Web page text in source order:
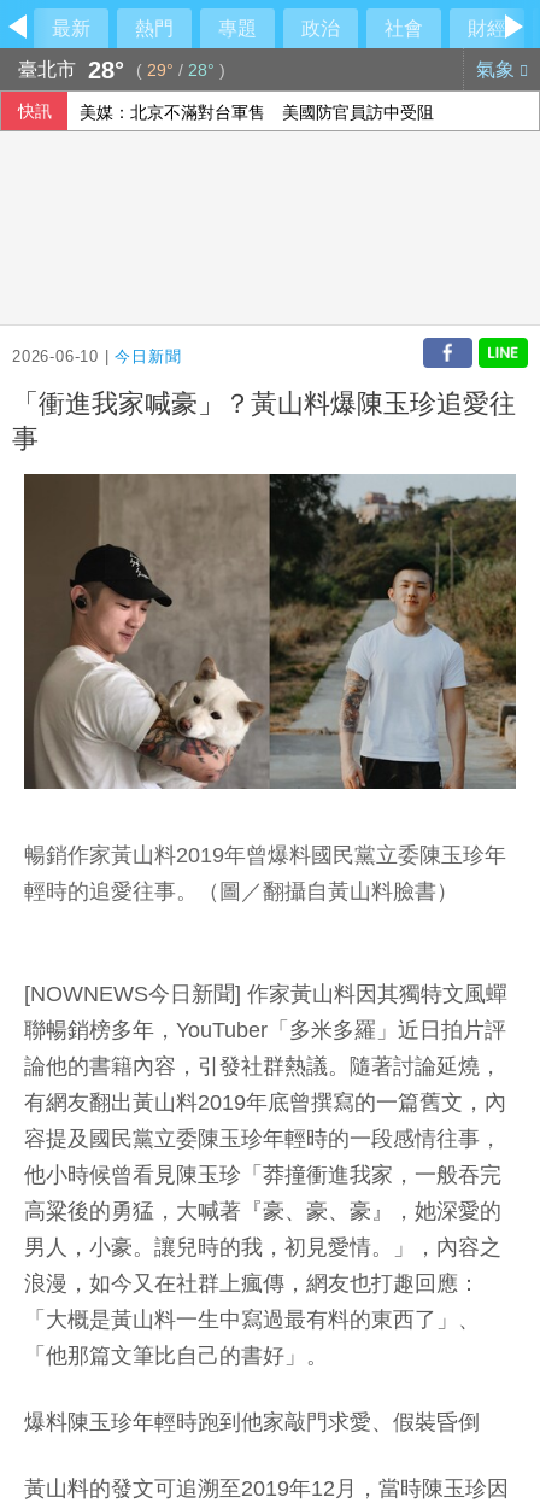
最新 熱門 專題 政治 社會
財經
臺北市 28° ( 29° / 28° ) 氣象
快訊 美媒：北京不滿對台軍售 美國防官員訪中受阻
2026-06-10 |今日新聞
「衝進我家喊豪」？黃山料爆陳玉珍追愛往
事
暢銷作家黃山料2019年曾爆料國民黨立委陳玉珍年
輕時的追愛往事。（圖／翻攝自黃山料臉書）
[NOWNEWS今日新聞] 作家黃山料因其獨特文風蟬
聯暢銷榜多年，YouTuber「多米多羅」近日拍片評
論他的書籍內容，引發社群熱議。隨著討論延燒，
有網友翻出黃山料2019年底曾撰寫的一篇舊文，內
容提及國民黨立委陳玉珍年輕時的一段感情往事，
他小時候曾看見陳玉珍「莽撞衝進我家，一般吞完
高粱後的勇猛，大喊著『豪、豪、豪』，她深愛的
男人，小豪。讓兒時的我，初見愛情。」，內容之
浪漫，如今又在社群上瘋傳，網友也打趣回應：
「大概是黃山料一生中寫過最有料的東西了」、
「他那篇文筆比自己的書好」。
爆料陳玉珍年輕時跑到他家敲門求愛、假裝昏倒
黃山料的發文可追溯至2019年12月，當時陳玉珍因